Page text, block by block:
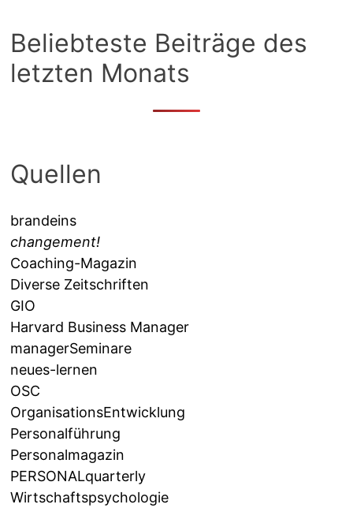
Beliebteste Beiträge des
letzten Monats
Quellen
brandeins
changement!
Coaching-Magazin
Diverse Zeitschriften
GIO
Harvard Business Manager
managerSeminare
neues-lernen
OSC
OrganisationsEntwicklung
Personalführung
Personalmagazin
PERSONALquarterly
Wirtschaftspsychologie